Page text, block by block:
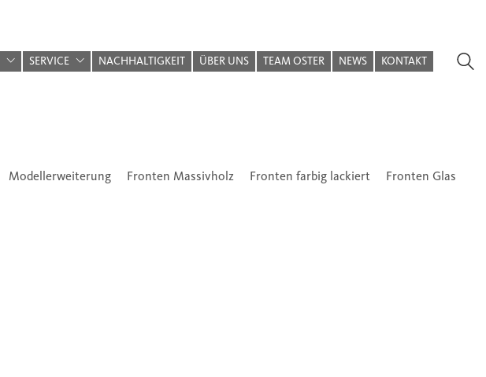
SERVICE NACHHALTIGKEIT ÜBER UNS TEAM OSTER NEWS KONTAKT
Fronten farbig lackiert Fronten Glas
Fronten Massivholz
Modellerweiterung